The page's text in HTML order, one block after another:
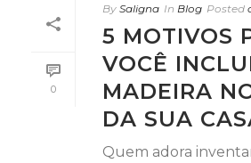
0
By Saligna In Blog Posted
5 MOTIVOS
VOCÊ
MADEIRA
DA SUA
Quem adora